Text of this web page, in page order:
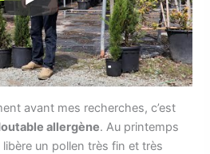
avant mes recherches, c’est
allergène. Au printemps
un pollen très fin et très